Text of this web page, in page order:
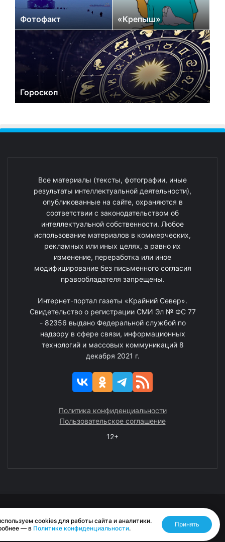
Фотофакт «Крепыш»
Гороскоп
Все материалы (тексты, фотографии, иные
результаты интеллектуальной деятельности),
опубликованные на сайте, охраняются в
соответствии с законодательством об
интеллектуальной собственности. Любое
использование материалов в коммерческих,
рекламных или иных целях, а равно их
изменение, переработка или иное
модифицирование без письменного согласия
правообладателя запрещены.
Интернет-портал газеты «Крайний Север».
Свидетельство о регистрации СМИ Эл № ФС 77
- 82356 выдано Федеральной службой по
надзору в сфере связи, информационных
технологий и массовых коммуникаций 8
декабря 2021 г.
Политика конфиденциальности
Пользовательское соглашение
12+
Разработано RASA
cookies для работы сайта и аналитики.
— в Политике конфиденциальности.
Принять